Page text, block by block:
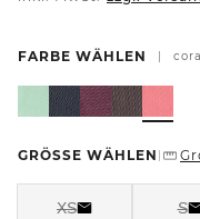
FARBE WÄHLEN coral
GRÖSSE WÄHLEN
XS S